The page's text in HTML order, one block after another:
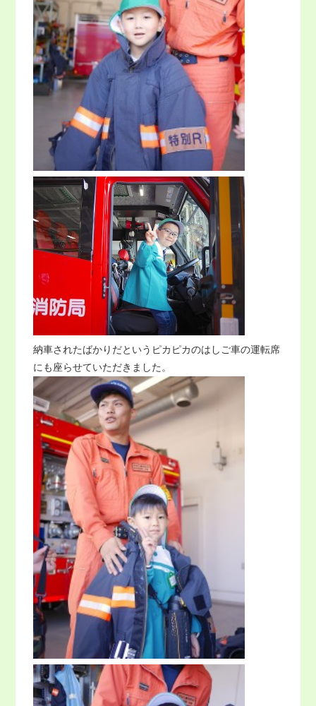
納車されたばかりだというピカピカのはしご車の運転席
にも座らせていただきました。